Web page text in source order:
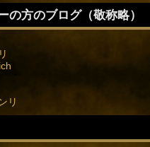
の方のブログ（敬称略）
リ